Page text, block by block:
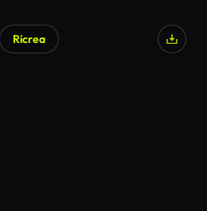
Ricrea